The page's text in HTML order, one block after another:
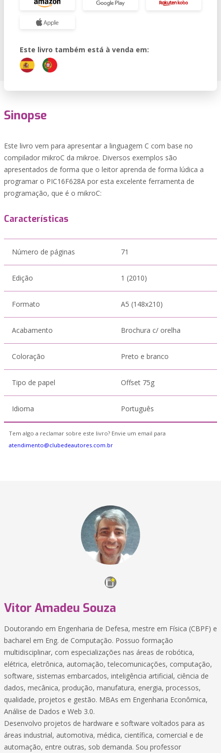
Este livro também está à venda em:
Sinopse
Este livro vem para apresentar a linguagem C com base no
compilador mikroC da mikroe. Diversos exemplos são
apresentados de forma que o leitor aprenda de forma lúdica a
programar o PIC16F628A por esta excelente ferramenta de
programação, que é o mikroC:
Características
Número de páginas 71
Edição 1 (2010)
Formato A5 (148x210)
Acabamento Brochura c/ orelha
Coloração Preto e branco
Tipo de papel Offset 75g
Idioma Português
Tem algo a reclamar sobre este livro? Envie um email para
atendimento@clubedeautores.com.br
Vitor Amadeu Souza
Doutorando em Engenharia de Defesa, mestre em Física (CBPF) e
bacharel em Eng. de Computação. Possuo formação
multidisciplinar, com especializações nas áreas de robótica,
elétrica, eletrônica, automação, telecomunicações, computação,
software, sistemas embarcados, inteligência artificial, ciência de
dados, mecânica, produção, manufatura, energia, processos,
qualidade, projetos e gestão. MBAs em Engenharia Econômica,
Análise de Dados e Web 3.0.
Desenvolvo projetos de hardware e software voltados para as
áreas industrial, automotiva, médica, científica, comercial e de
automação, entre outras, sob demanda. Sou professor